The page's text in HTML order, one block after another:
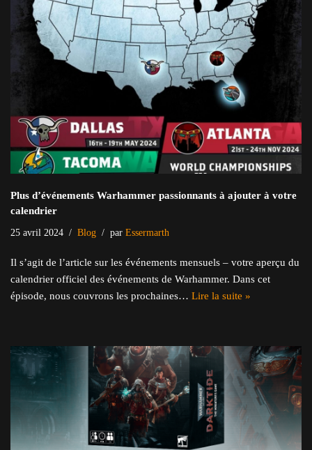
Plus d’événements Warhammer passionnants à ajouter à votre
calendrier
25 avril 2024 Blog par Essermarth
Il s’agit de l’article sur les événements mensuels – votre aperçu du
calendrier officiel des événements de Warhammer. Dans cet
épisode, nous couvrons les prochaines… Lire la suite »